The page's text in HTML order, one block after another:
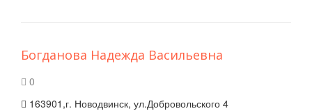
Богданова Надежда Васильевна
0
163901,г. Новодвинск, ул.Добровольского 4